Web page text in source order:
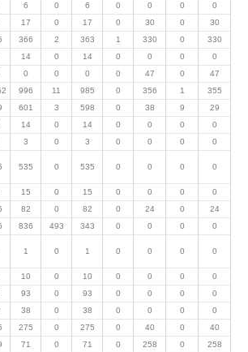
6 0 6 0 0 0
0
17 0 17 0 30 0
30
366 2 363 1 330 0
330
14 0 14 0 0 0
0
0 0 0 0 47 0
47
996 11 985 0 356 1
355
601 3 598 0 38 9
29
14 0 14 0 0 0
0
3 0 3 0 0 0 0
535 0 535 0 0 0 0
15 0 15 0 0 0
0
82 0 82 0 24 0
24
836 493 343 0 0 0 0
1 0 1 0 0 0 0
10 0 10 0 0 0
0
93 0 93 0 0 0
0
38 0 38 0 0 0
0
275 0 275 0 40 0
40
71 0 71 0 258 0
258